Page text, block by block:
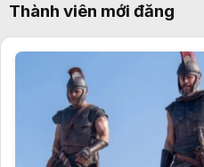
Thành viên mới đăng